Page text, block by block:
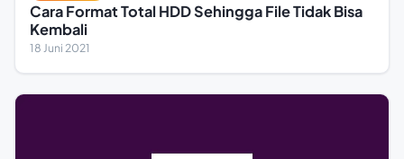
Cara Format Total HDD Sehingga File Tidak Bisa
Kembali
18 Juni 2021